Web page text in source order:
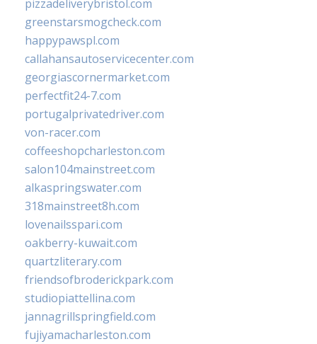
pizzadeliverybristol.com
greenstarsmogcheck.com
happypawspl.com
callahansautoservicecenter.com
georgiascornermarket.com
perfectfit24-7.com
portugalprivatedriver.com
von-racer.com
coffeeshopcharleston.com
salon104mainstreet.com
alkaspringswater.com
318mainstreet8h.com
lovenailsspari.com
oakberry-kuwait.com
quartzliterary.com
friendsofbroderickpark.com
studiopiattellina.com
jannagrillspringfield.com
fujiyamacharleston.com